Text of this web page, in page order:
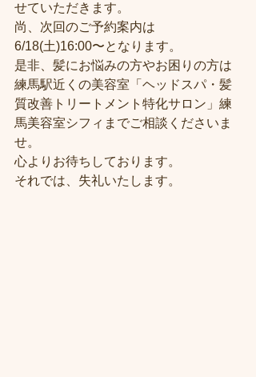
せていただきます。
尚、次回のご予約案内は
6/18(土)16:00〜となります。
是非、髪にお悩みの方やお困りの方は
練馬駅近くの美容室「ヘッドスパ・髪
質改善トリートメント特化サロン」練
馬美容室シフィまでご相談くださいま
せ。
心よりお待ちしております。
それでは、失礼いたします。